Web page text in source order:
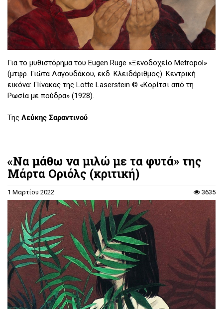
Για το μυθιστόρημα του Eugen Ruge «Ξενοδοχείο Metropol»
(μτφρ. Γιώτα Λαγουδάκου, εκδ. Κλειδάριθμος). Κεντρική
εικόνα: Πίνακας της Lotte Laserstein © «Κορίτσι από τη
Ρωσία με πούδρα» (1928).
Της Λεύκης Σαραντινού
«Να μάθω να μιλώ με τα φυτά» της
Μάρτα Οριόλς (κριτική)
1 Μαρτίου 2022 3635